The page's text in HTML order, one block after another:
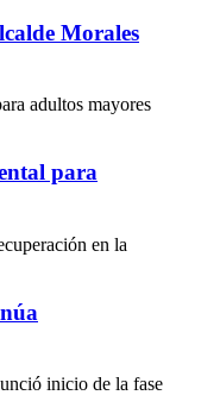
Morales
para